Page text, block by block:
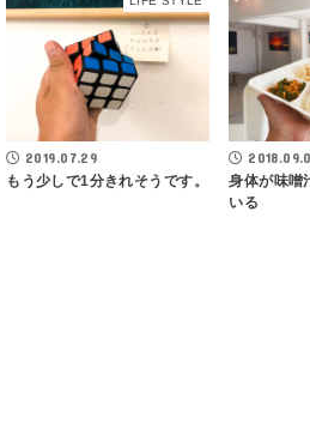
2019.07.29
もう少しで1分きれそうです。
身体が味噌
いる